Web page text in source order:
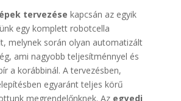
tervezése kapcsán az egyik
egy komplett robotcella
melynek során olyan automatizált
ami nagyobb teljesítménnyel és
a korábbinál. A tervezésben,
egyaránt teljes körű
megrendelőnknek. Az egyedi